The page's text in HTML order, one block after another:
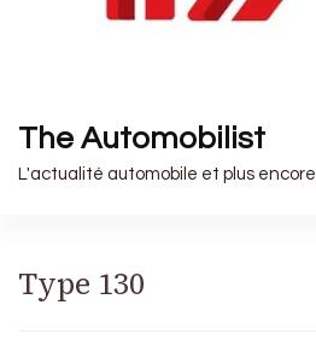
The Automobilist
L'actualité automobile et plus encore
Type 130